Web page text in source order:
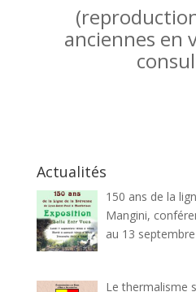
anciennes en
Actualités
150 ans de la
Mangini,
au 13
Le thermalisme